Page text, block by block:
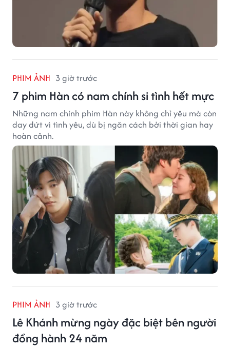
PHIM ẢNH 3 giờ trước
7 phim Hàn có nam chính si tình hết mực
Những nam chính phim Hàn này không chỉ yêu mà còn
day dứt vì tình yêu, dù bị ngăn cách bởi thời gian hay
hoàn cảnh.
PHIM ẢNH 3 giờ trước
Lê Khánh mừng ngày đặc biệt bên người
đồng hành 24 năm